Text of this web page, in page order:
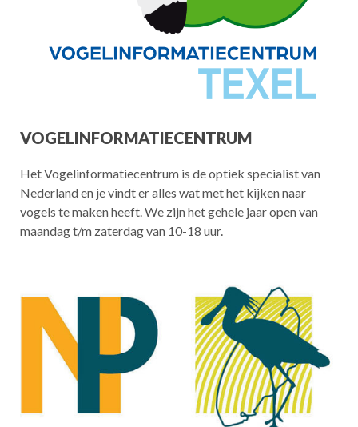
VOGELINFORMATIECENTRUM
Het Vogelinformatiecentrum is de optiek specialist van
Nederland en je vindt er alles wat met het kijken naar
vogels te maken heeft. We zijn het gehele jaar open van
maandag t/m zaterdag van 10-18 uur.